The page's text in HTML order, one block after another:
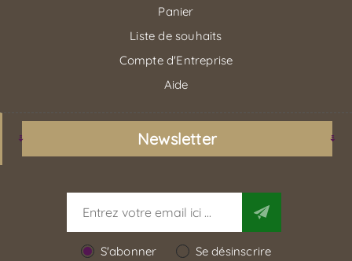
Panier
Liste de souhaits
Compte d'Entreprise
Aide
Newsletter
S'abonner Se désinscrire